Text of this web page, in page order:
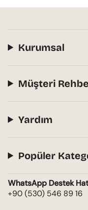
Kurumsal
Müşteri
Yardım
Popüler
WhatsApp Destek
+90 (530) 546 89 16